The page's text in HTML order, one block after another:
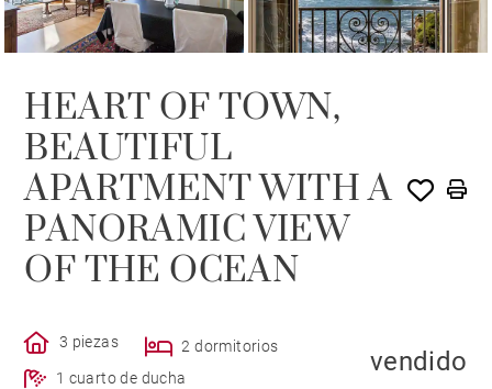
HEART OF TOWN,
BEAUTIFUL
APARTMENT WITH A
PANORAMIC VIEW
OF THE OCEAN
3 piezas
2 dormitorios
1 cuarto de ducha
vendido